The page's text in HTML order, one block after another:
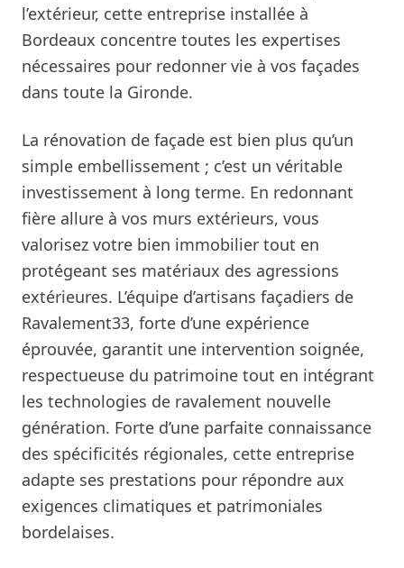
l’extérieur, cette entreprise installée à
Bordeaux concentre toutes les expertises
nécessaires pour redonner vie à vos façades
dans toute la Gironde.
La rénovation de façade est bien plus qu’un
simple embellissement ; c’est un véritable
investissement à long terme. En redonnant
fière allure à vos murs extérieurs, vous
valorisez votre bien immobilier tout en
protégeant ses matériaux des agressions
extérieures. L’équipe d’artisans façadiers de
Ravalement33, forte d’une expérience
éprouvée, garantit une intervention soignée,
respectueuse du patrimoine tout en intégrant
les technologies de ravalement nouvelle
génération. Forte d’une parfaite connaissance
des spécificités régionales, cette entreprise
adapte ses prestations pour répondre aux
exigences climatiques et patrimoniales
bordelaises.